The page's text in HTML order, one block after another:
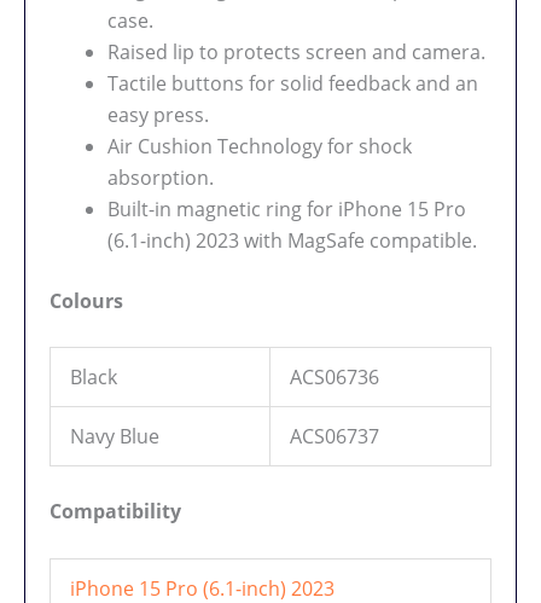
case.
Raised lip to protects screen and camera.
Tactile buttons for solid feedback and an
easy press.
Air Cushion Technology for shock
absorption.
Built-in magnetic ring for iPhone 15 Pro
(6.1-inch) 2023 with MagSafe compatible.
Colours
Black ACS06736
Navy Blue ACS06737
Compatibility
iPhone 15 Pro (6.1-inch) 2023